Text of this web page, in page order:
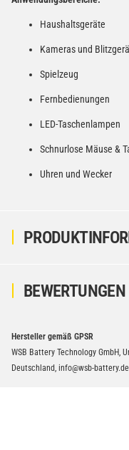
Haushaltsgeräte
Kameras und
Spielzeug
Fernbedienungen
LED-Taschenlampen
Schnurlose Mäuse &
Uhren und Wecker
BEWERTUNGEN
Hersteller gemäß GPSR
WSB Battery Technology GmbH,
Deutschland, info@wsb-battery.de